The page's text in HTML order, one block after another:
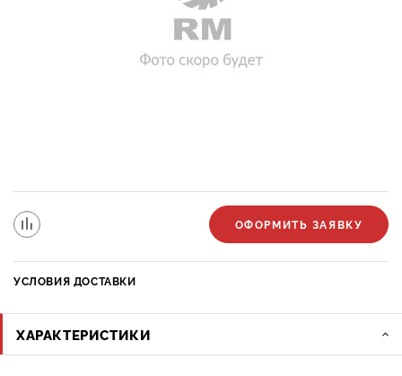
ОФОРМИТЬ ЗАЯВКУ
УСЛОВИЯ ДОСТАВКИ
ХАРАКТЕРИСТИКИ